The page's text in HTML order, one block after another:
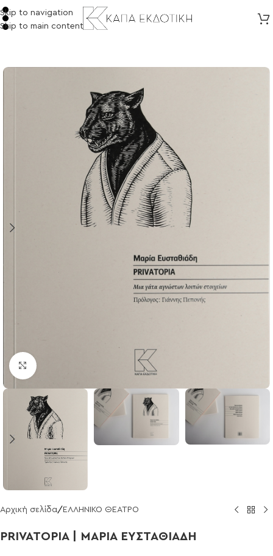
Skip to navigation
Skip to main content
Click to enlarge
Αρχική σελίδα/ ΕΛΛΗΝΙΚΟ ΘΕΑΤΡΟ
PRIVATOPIA | ΜΑΡΙΑ ΕΥΣΤΑΘΙΑΔΗ